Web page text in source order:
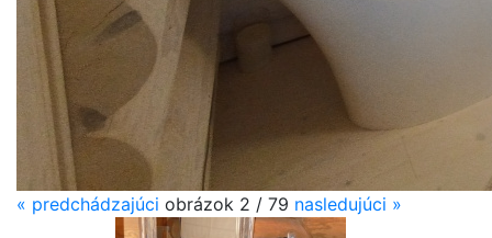
« predchádzajúci obrázok 2 / 79 nasledujúci »